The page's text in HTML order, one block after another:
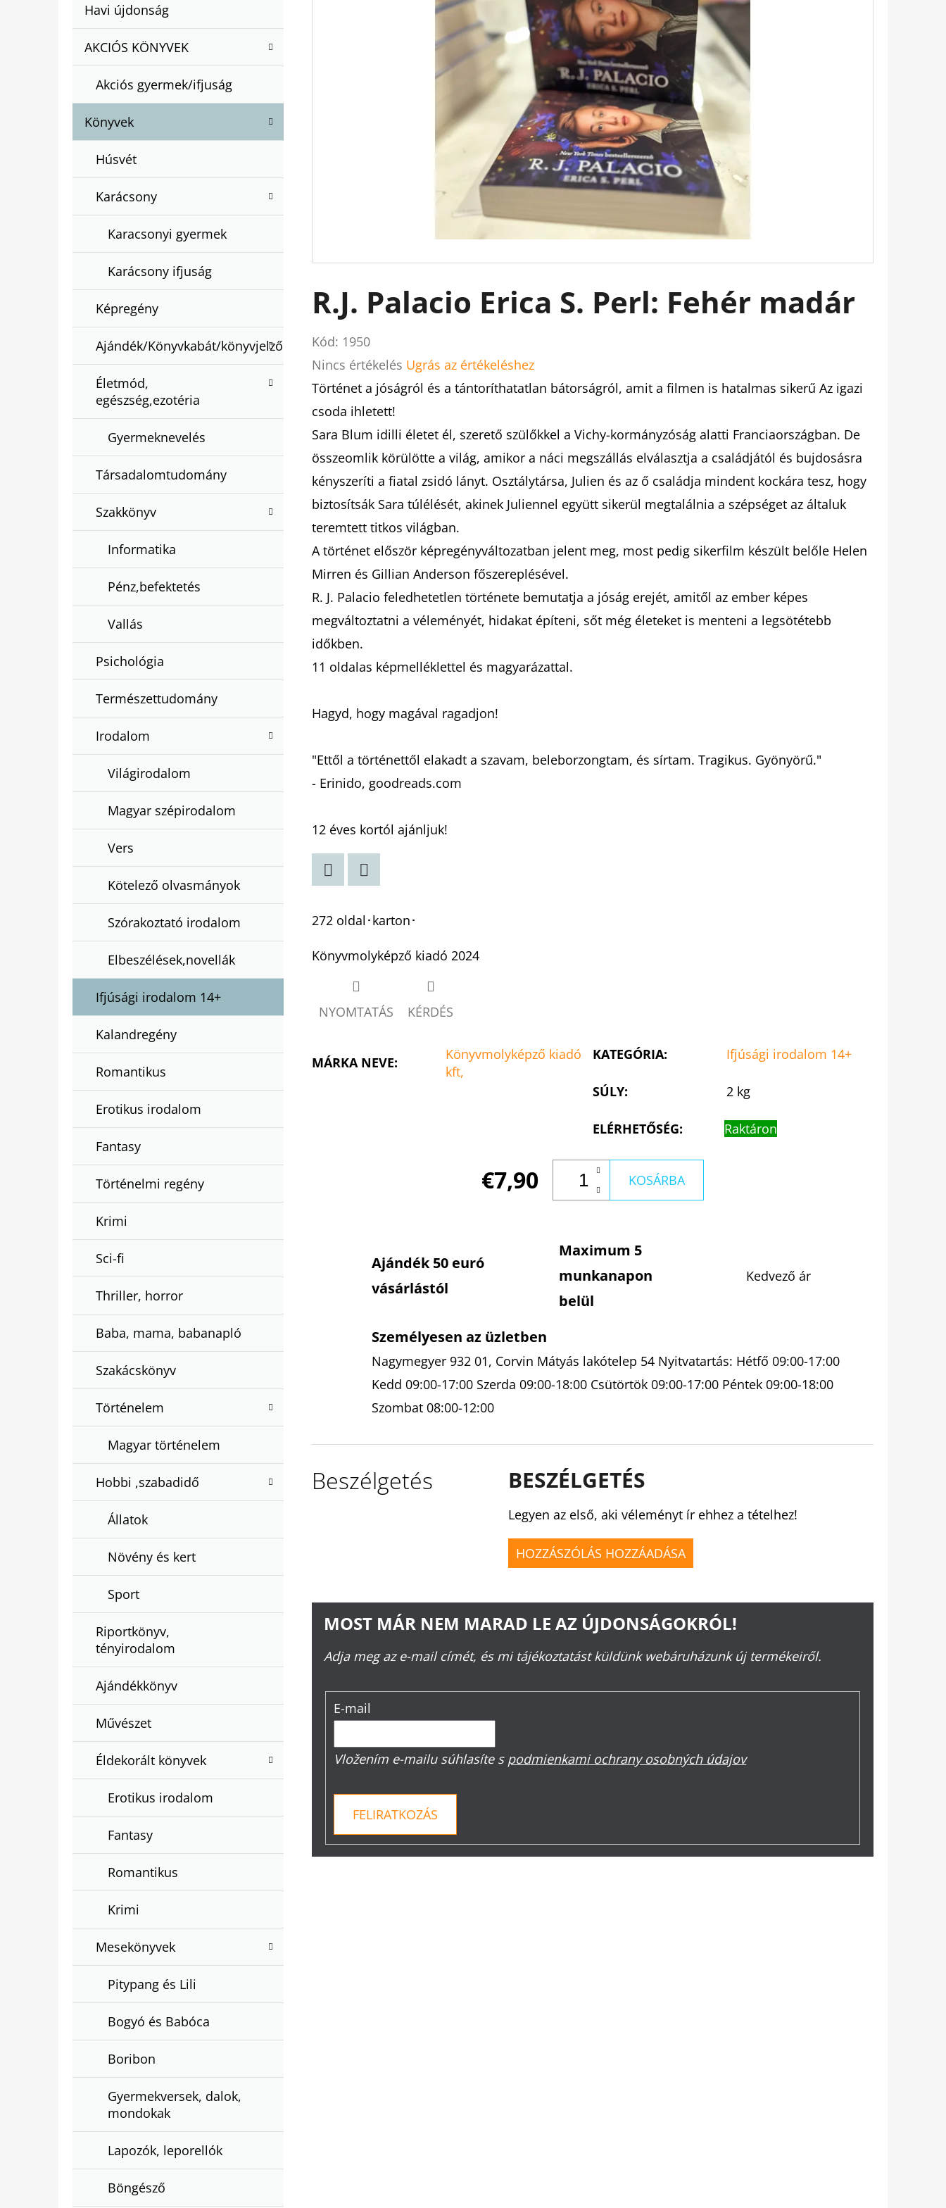
Nátugrása
T
G
R
Á
Havi újdonság
AKCIÓS KÖNYVEK
Akciós gyermek/ifjuság
Könyvek
Húsvét
Karácsony
Karacsonyi gyermek
Karácsony ifjuság
Képregény
Ajándék/Könyvkabát/könyvjelző
Életmód,
egészség,ezotéria
Gyermeknevelés
Társadalomtudomány
Szakkönyv
Informatika
Pénz,befektetés
Vallás
Psichológia
Természettudomány
Irodalom
Világirodalom
Magyar szépirodalom
Vers
Kötelező olvasmányok
Szórakoztató irodalom
Elbeszélések,novellák
Ifjúsági irodalom 14+
Kalandregény
Romantikus
Erotikus irodalom
Fantasy
Történelmi regény
Krimi
Sci-fi
Thriller, horror
Baba, mama, babanapló
Szakácskönyv
Történelem
Magyar történelem
Hobbi ,szabadidő
Állatok
Növény és kert
Sport
Riportkönyv,
tényirodalom
Ajándékkönyv
Művészet
Éldekorált könyvek
Erotikus irodalom
Fantasy
Romantikus
Krimi
Mesekönyvek
Pitypang és Lili
Bogyó és Babóca
Boribon
Gyermekversek, dalok,
mondokak
Lapozók, leporellók
Böngésző
R.J. Palacio Erica S. Perl: Fehér madár
Kód: 1950
A
termék
átlagos
értékelése
5-
ből
0,0
csillag.
Nincs értékelés Ugrás az értékeléshez
Történet a jóságról és a tántoríthatatlan bátorságról, amit a filmen is hatalmas sikerű Az igazi
csoda ihletett!
Sara Blum idilli életet él, szerető szülőkkel a Vichy-kormányzóság alatti Franciaországban. De
összeomlik körülötte a világ, amikor a náci megszállás elválasztja a családjától és bujdosásra
kényszeríti a fiatal zsidó lányt. Osztálytársa, Julien és az ő családja mindent kockára tesz, hogy
biztosítsák Sara túlélését, akinek Juliennel együtt sikerül megtalálnia a szépséget az általuk
teremtett titkos világban.
A történet először képregényváltozatban jelent meg, most pedig sikerfilm készült belőle Helen
Mirren és Gillian Anderson főszereplésével.
R. J. Palacio feledhetetlen története bemutatja a jóság erejét, amitől az ember képes
megváltoztatni a véleményét, hidakat építeni, sőt még életeket is menteni a legsötétebb
időkben.
11 oldalas képmelléklettel és magyarázattal.
Hagyd, hogy magával ragadjon!
"Ettől a történettől elakadt a szavam, beleborzongtam, és sírtam. Tragikus. Gyönyörű."
- Erinido, goodreads.com
12 éves kortól ajánljuk!
272 oldal･karton･
Könyvmolyképző kiadó 2024
NYOMTATÁS KÉRDÉS
MÁRKA NEVE:
Könyvmolyképző kiadó
kft,
KATEGÓRIA: Ifjúsági irodalom 14+
SÚLY: 2 kg
ELÉRHETŐSÉG: Raktáron
€7,90 KOSÁRBA
Ajándék 50 euró
vásárlástól
Maximum 5
munkanapon
belül
Kedvező ár
Személyesen az üzletben
Nagymegyer 932 01, Corvin Mátyás lakótelep 54 Nyitvatartás: Hétfő 09:00-17:00
Kedd 09:00-17:00 Szerda 09:00-18:00 Csütörtök 09:00-17:00 Péntek 09:00-18:00
Szombat 08:00-12:00
Beszélgetés BESZÉLGETÉS
Legyen az első, aki véleményt ír ehhez a tételhez!
HOZZÁSZÓLÁS HOZZÁADÁSA
MOST MÁR NEM MARAD LE AZ ÚJDONSÁGOKRÓL!
Adja meg az e-mail címét, és mi tájékoztatást küldünk webáruházunk új termékeiről.
E-mail
Vložením e-mailu súhlasíte s podmienkami ochrany osobných údajov
FELIRATKOZÁS
BARTOS ERIKA : BOGYÓ ÉS BABÓCA
€12,50
CAUGHT UP - RÁKATTANVA -
(KÜLÖNLEGES KIADÁS) NAVESSA ALLEN
FALLEN STARS - BUKOTT CSILLAGOK -
(KÜLÖNLEGES KIADÁS) IMANI ERRIU
€18,90